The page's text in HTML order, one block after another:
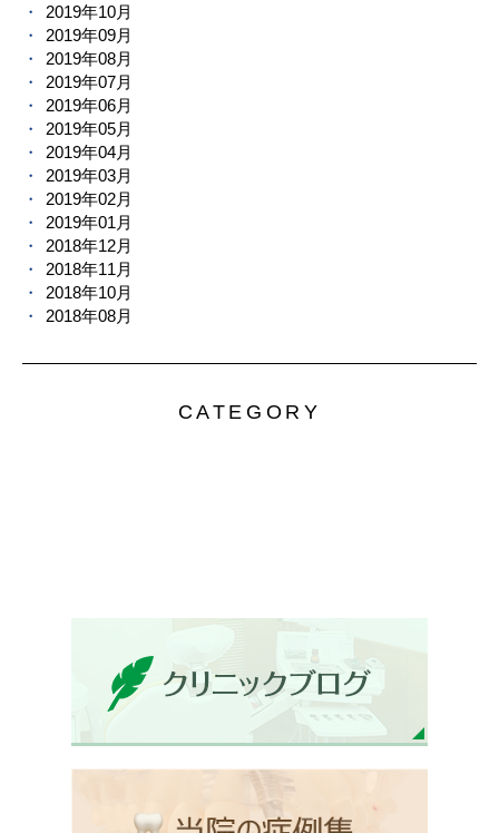
2019年10月
2019年09月
2019年08月
2019年07月
2019年06月
2019年05月
2019年04月
2019年03月
2019年02月
2019年01月
2018年12月
2018年11月
2018年10月
2018年08月
CATEGORY